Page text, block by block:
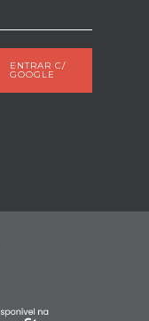
ENTRAR C/
GOOGLE